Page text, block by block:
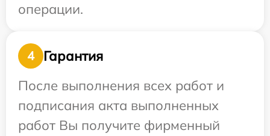
операции.
4
Гарантия
После выполнения всех работ и
подписания акта выполненных
работ Вы получите фирменный